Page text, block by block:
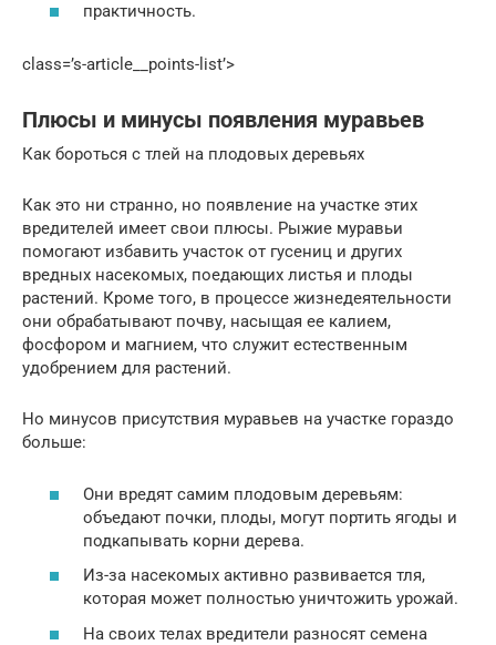
практичность.
class=’s-article__points-list’>
Плюсы и минусы появления муравьев
Как бороться с тлей на плодовых деревьях
Как это ни странно, но появление на участке этих
вредителей имеет свои плюсы. Рыжие муравьи
помогают избавить участок от гусениц и других
вредных насекомых, поедающих листья и плоды
растений. Кроме того, в процессе жизнедеятельности
они обрабатывают почву, насыщая ее калием,
фосфором и магнием, что служит естественным
удобрением для растений.
Но минусов присутствия муравьев на участке гораздо
больше:
Они вредят самим плодовым деревьям:
объедают почки, плоды, могут портить ягоды и
подкапывать корни дерева.
Из-за насекомых активно развивается тля,
которая может полностью уничтожить урожай.
На своих телах вредители разносят семена